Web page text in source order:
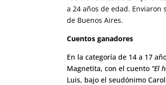
a 24 años de edad.
de Buenos Aires.
Cuentos ganadores
En la categoría de 14 a 17
Magnetita, con el cuento “El
Luis, bajo el seudónimo